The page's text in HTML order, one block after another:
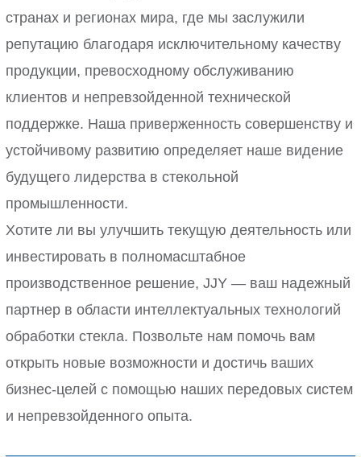
странах и регионах мира, где мы заслужили
репутацию благодаря исключительному качеству
продукции, превосходному обслуживанию
клиентов и непревзойденной технической
поддержке. Наша приверженность совершенству и
устойчивому развитию определяет наше видение
будущего лидерства в стекольной
промышленности.
Хотите ли вы улучшить текущую деятельность или
инвестировать в полномасштабное
производственное решение, JJY — ваш надежный
партнер в области интеллектуальных технологий
обработки стекла. Позвольте нам помочь вам
открыть новые возможности и достичь ваших
бизнес-целей с помощью наших передовых систем
и непревзойденного опыта.